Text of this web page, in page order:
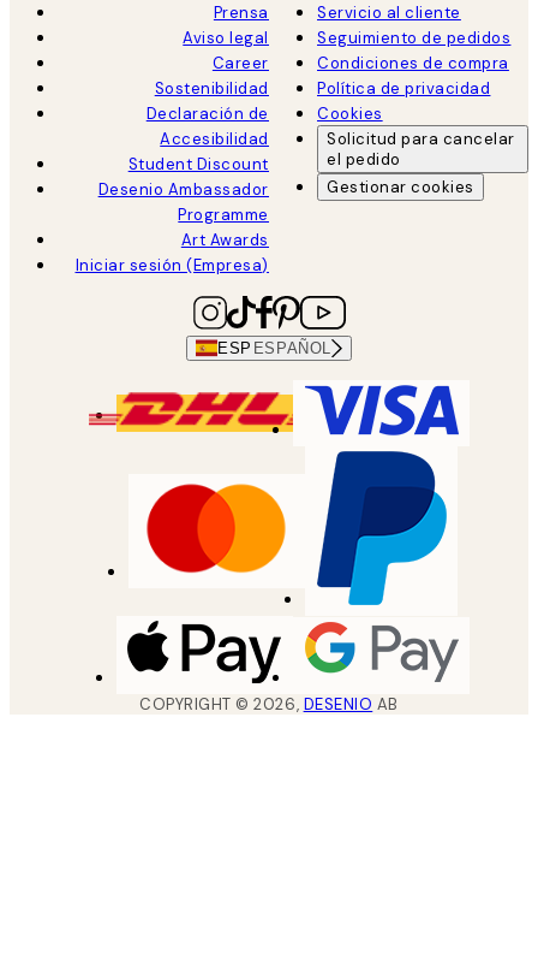
Prensa
Aviso legal
Career
Sostenibilidad
Declaración de
Accesibilidad
Student Discount
Desenio Ambassador
Programme
Art Awards
Iniciar sesión (Empresa)
Servicio al cliente
Seguimiento de pedidos
Condiciones de compra
Política de privacidad
Cookies
Solicitud para cancelar
el pedido
Gestionar cookies
ESP ESPAÑOL
COPYRIGHT ©2026, DESENIO AB